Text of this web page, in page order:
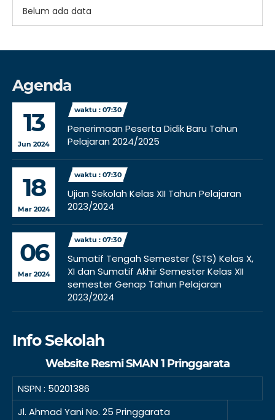
Belum ada data
Agenda
13
Jun 2024
waktu : 07:30
Penerimaan Peserta Didik Baru Tahun
Pelajaran 2024/2025
18
Mar 2024
waktu : 07:30
Ujian Sekolah Kelas XII Tahun Pelajaran
2023/2024
06
Mar 2024
waktu : 07:30
Sumatif Tengah Semester (STS) Kelas X,
XI dan Sumatif Akhir Semester Kelas XII
semester Genap Tahun Pelajaran
2023/2024
Info Sekolah
Website Resmi SMAN 1 Pringgarata
NSPN : 50201386
Jl. Ahmad Yani No. 25 Pringgarata